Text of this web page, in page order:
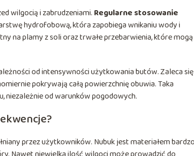
wilgocią i zabrudzeniami. Regularne stosowanie
hydrofobową, która zapobiega wnikaniu wody i
na plamy z soli oraz trwałe przebarwienia, które mogą
od intensywności użytkowania butów. Zaleca się
pokrywają całą powierzchnię obuwia. Taka
niezależnie od warunków pogodowych.
przez użytkowników. Nubuk jest materiałem